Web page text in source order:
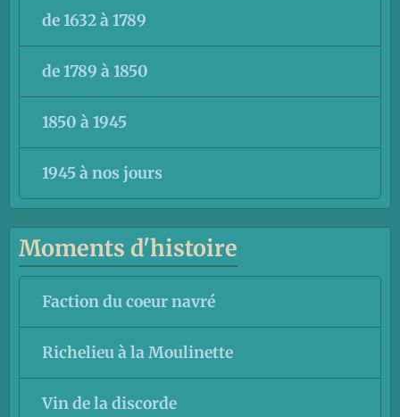
de 1632 à 1789
de 1789 à 1850
1850 à 1945
1945 à nos jours
Moments d'histoire
Faction du coeur navré
Richelieu à la Moulinette
Vin de la discorde